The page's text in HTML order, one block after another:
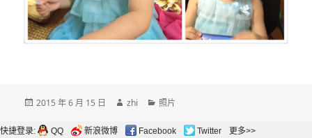
发
于
2015 年 6 月 15 日
作
zhi
分
照片
快捷登录: QQ 新浪微博 Facebook Twitter 更多>>